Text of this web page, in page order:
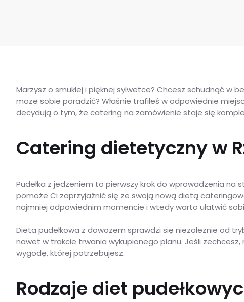
Marzysz o smukłej i pięknej sylwetce? Chcesz schudnąć w
może sobie poradzić? Właśnie trafiłeś w odpowiednie
decydują o tym, że catering na zamówienie staje się
Catering dietetyczny w
Pudełka z jedzeniem to pierwszy krok do wprowadzenia na
pomoże Ci zaprzyjaźnić się ze swoją nową dietą
najmniej odpowiednim momencie i wtedy warto ułatwić
Dieta pudełkowa z dowozem sprawdzi się niezależnie od
nawet w trakcie trwania wykupionego planu. Jeśli
wygodę, której potrzebujesz.
Rodzaje diet